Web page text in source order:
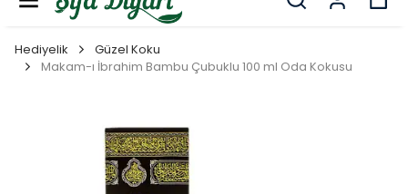
Hediyelik
Güzel Koku
Makam-ı İbrahim Bambu Çubuklu 100 ml Oda Kokusu